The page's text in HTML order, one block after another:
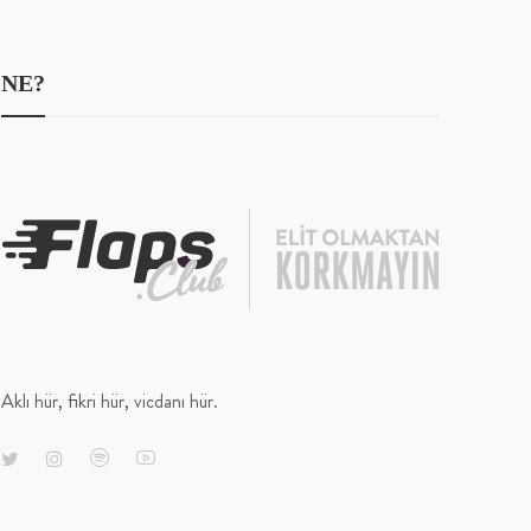
NE?
Aklı hür, fikri hür, vicdanı hür.